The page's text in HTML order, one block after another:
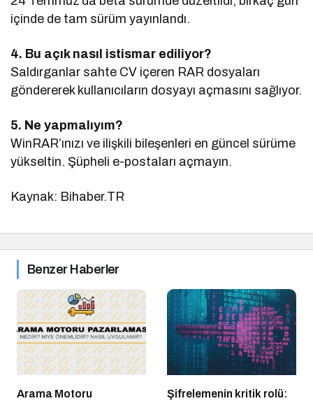
içinde de tam sürüm yayınlandı.
4. Bu açık nasıl istismar ediliyor?
Saldırganlar sahte CV içeren RAR dosyaları
göndererek kullanıcıların dosyayı açmasını sağlıyor.
5. Ne yapmalıyım?
WinRAR’ınızı ve ilişkili bileşenleri en güncel sürüme
yükseltin. Şüpheli e-postaları açmayın.
Kaynak: Bihaber.TR
Benzer Haberler
Arama Motoru
Şifrelemenin kritik rolü: